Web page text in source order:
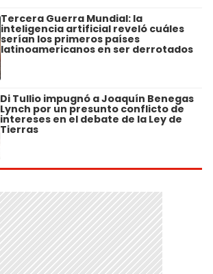
Tercera Guerra Mundial: la
inteligencia artificial reveló cuáles
serían los primeros países
latinoamericanos en ser derrotados
Di Tullio impugnó a Joaquín Benegas
Lynch por un presunto conflicto de
intereses en el debate de la Ley de
Tierras